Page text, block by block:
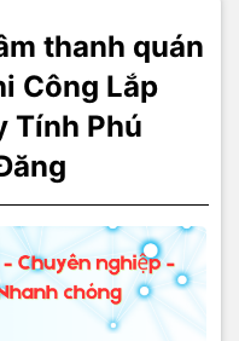
thanh quán
Công Lắp
Tính Phú
gian, cảm xúc và trải
kỹ thuật sẽ giúp nhạc
hợp với phong cách
cà phê
chế hư hỏng và dễ dàng
hệ